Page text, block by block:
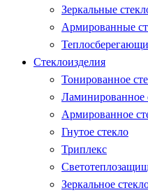
Зеркальные
Армированные
Стеклоизделия
Тонированное
Ламинированное
Армированное
Гнутое стекло
Триплекс
Зеркальное